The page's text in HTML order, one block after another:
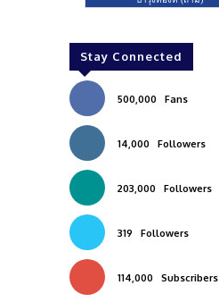
Stay Connected
500,000 Fans
14,000 Followers
203,000 Followers
319 Followers
114,000 Subscribers